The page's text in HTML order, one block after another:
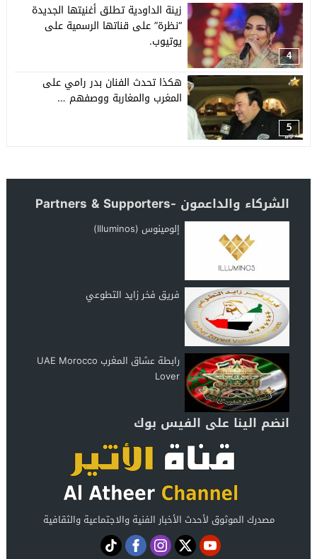
4
زينة الداودية تطلق أغنيتها الجديدة
“نظرة” على قناتها الرسمية على
يوتيوب.
5
هكذا تحدث الفنان بدر رامي على
المغرب والمغاربة ووصفهم …
الشركاء والداعمون -Partners & Supporters
إلومينوس (Illuminos)
فريق فخر زايد التطوعي
رابطة عشاق المغرب UAE Morocco
Lover
انضم الينا على الفيس بوك
مصدرك الموثوق لأحدث الأخبار الفنية والاجتماعية والثقافية